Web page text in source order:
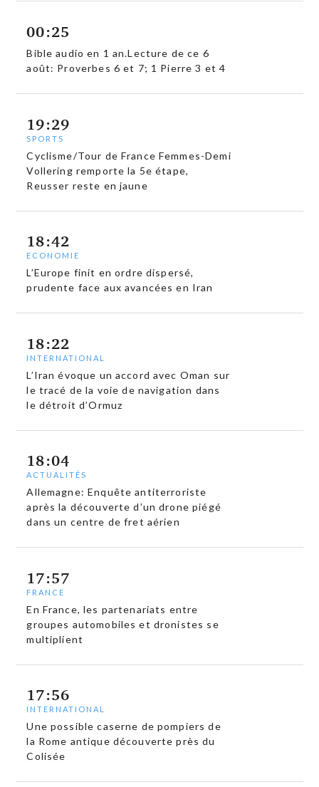
00:25
Bible audio en 1 an.Lecture de ce 6
août: Proverbes 6 et 7; 1 Pierre 3 et 4
19:29
SPORTS
Cyclisme/Tour de France Femmes-Demi
Vollering remporte la 5e étape,
Reusser reste en jaune
18:42
ECONOMIE
L’Europe finit en ordre dispersé,
prudente face aux avancées en Iran
18:22
INTERNATIONAL
L’Iran évoque un accord avec Oman sur
le tracé de la voie de navigation dans
le détroit d’Ormuz
18:04
ACTUALITÉS
Allemagne: Enquête antiterroriste
après la découverte d’un drone piégé
dans un centre de fret aérien
17:57
FRANCE
En France, les partenariats entre
groupes automobiles et dronistes se
multiplient
17:56
INTERNATIONAL
Une possible caserne de pompiers de
la Rome antique découverte près du
Colisée